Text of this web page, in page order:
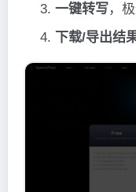
一键转写，
下载/导出结